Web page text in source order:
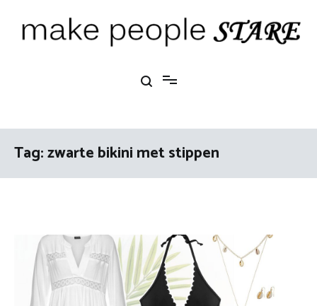
Tag:zwarte bikini met stippen